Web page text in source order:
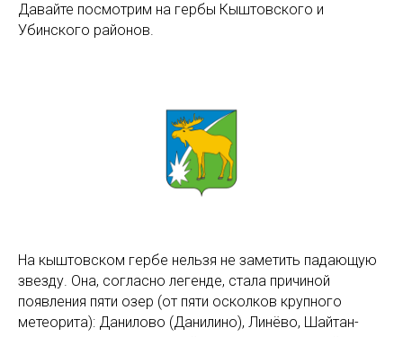
Давайте посмотрим на гербы Кыштовского и
Убинского районов.
На кыштовском гербе нельзя не заметить падающую
звезду. Она, согласно легенде, стала причиной
появления пяти озер (от пяти осколков крупного
метеорита): Данилово (Данилино), Линёво, Шайтан-